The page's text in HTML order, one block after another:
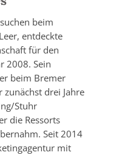
beim
entdeckte
für den
2008. Sein
beim Bremer
zunächst drei Jahre
Stuhr
die Ressorts
Seit 2014
mit